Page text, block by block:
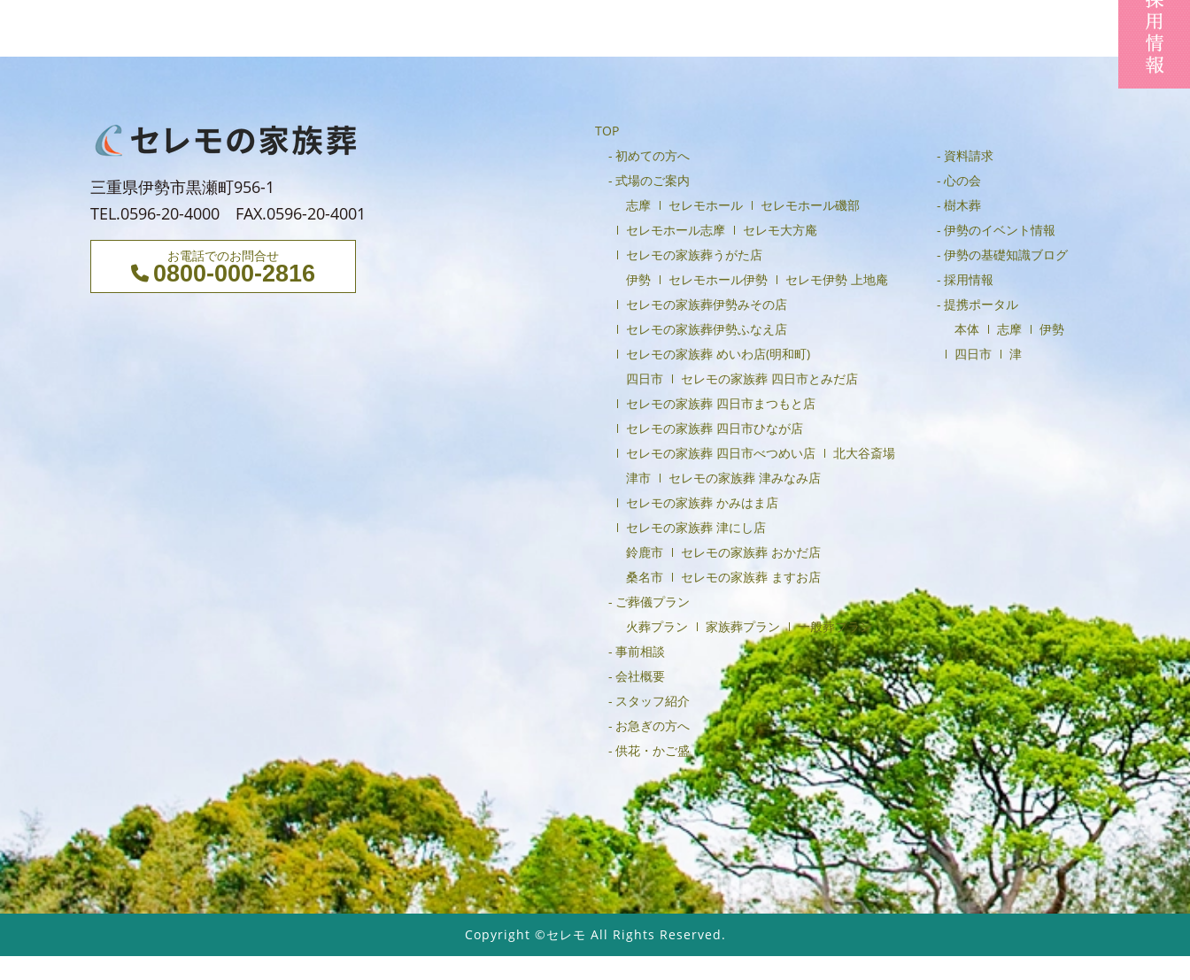
2024年4月
2024年3月
2024年2月
2024年1月
2023年12月
2023年11月
2023年10月
2023年2月
2022年12月
2022年9月
2022年8月
2022年4月
2022年2月
2021年11月
2021年6月
2021年4月
2021年2月
2021年1月
三重県伊勢市黒瀬町956-1
TEL.0596-20-4000 FAX.0596-20-4001
お電話でのお問合せ
0800-000-2816
TOP
初めての方へ
式場のご案内
志摩
セレモホール
セレモホール磯部
セレモホール志摩
セレモ大方庵
セレモの家族葬うがた店
伊勢
セレモホール伊勢
セレモ伊勢 上地庵
セレモの家族葬伊勢みその店
セレモの家族葬伊勢ふなえ店
セレモの家族葬 めいわ店(明和町)
四日市
セレモの家族葬 四日市とみだ店
セレモの家族葬 四日市まつもと店
セレモの家族葬 四日市ひなが店
セレモの家族葬 四日市べつめい店
北大谷斎場
津市
セレモの家族葬 津みなみ店
セレモの家族葬 かみはま店
セレモの家族葬 津にし店
鈴鹿市
セレモの家族葬 おかだ店
桑名市
セレモの家族葬 ますお店
ご葬儀プラン
火葬プラン
家族葬プラン
一般葬プラン
事前相談
会社概要
スタッフ紹介
お急ぎの方へ
供花・かご盛
資料請求
心の会
樹木葬
伊勢のイベント情報
伊勢の基礎知識ブログ
採用情報
提携ポータル
本体
志摩
伊勢
四日市
津
Copyright ©セレモ All Rights Reserved.